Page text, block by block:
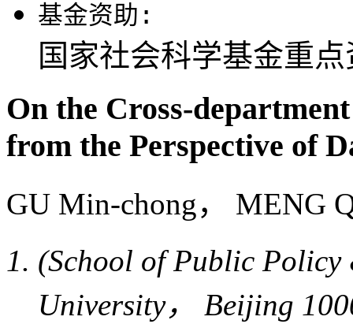
基金资助:
国家社会科学基金重
On the Cross-
from the Perspective of
GU Min-chong， MENG
(School of Public Policy
University， Beijing